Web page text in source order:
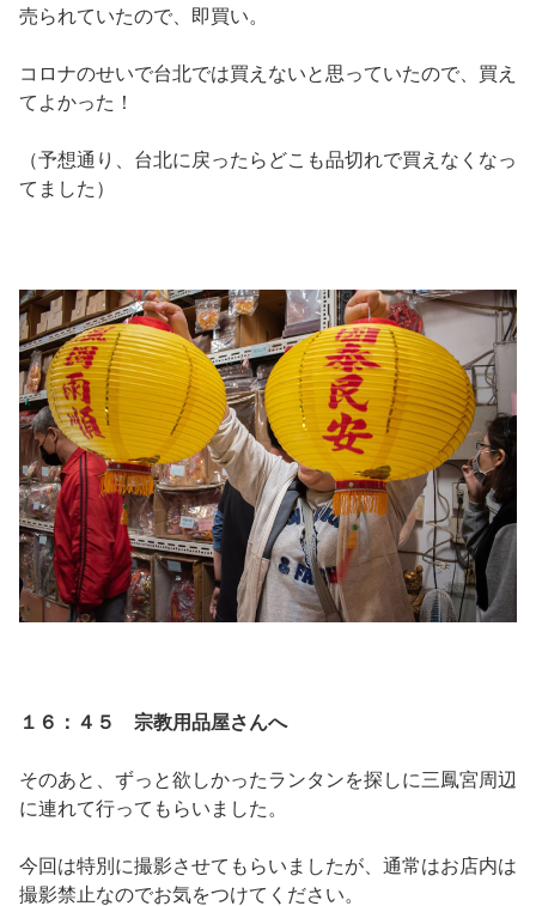
売られていたので、即買い。
コロナのせいで台北では買えないと思っていたので、買え
てよかった！
（予想通り、台北に戻ったらどこも品切れで買えなくなっ
てました）
１６：４５ 宗教用品屋さんへ
そのあと、ずっと欲しかったランタンを探しに三鳳宮周辺
に連れて行ってもらいました。
今回は特別に撮影させてもらいましたが、通常はお店内は
撮影禁止なのでお気をつけてください。